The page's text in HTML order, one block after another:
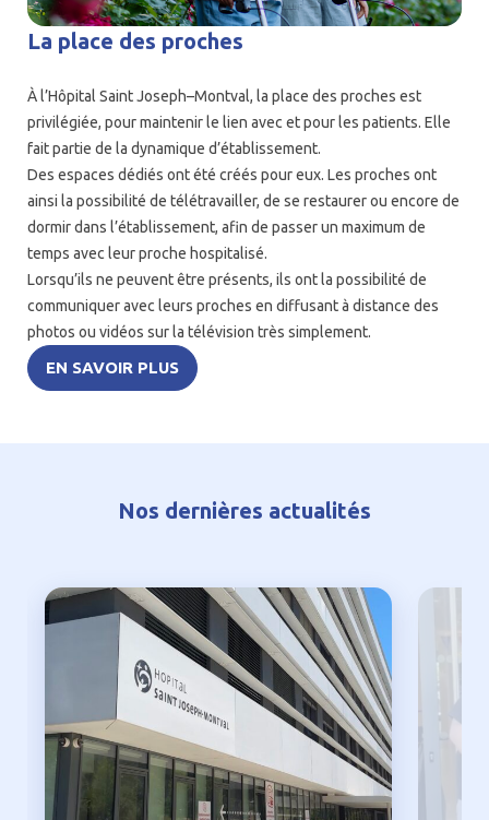
La place des proches
À l’Hôpital Saint Joseph–Montval, la place des proches est
privilégiée, pour maintenir le lien avec et pour les patients. Elle
fait partie de la dynamique d’établissement.
Des espaces dédiés ont été créés pour eux. Les proches ont
ainsi la possibilité de télétravailler, de se restaurer ou encore de
dormir dans l’établissement, afin de passer un maximum de
temps avec leur proche hospitalisé.
Lorsqu’ils ne peuvent être présents, ils ont la possibilité de
communiquer avec leurs proches en diffusant à distance des
photos ou vidéos sur la télévision très simplement.
EN SAVOIR PLUS
Nos dernières actualités